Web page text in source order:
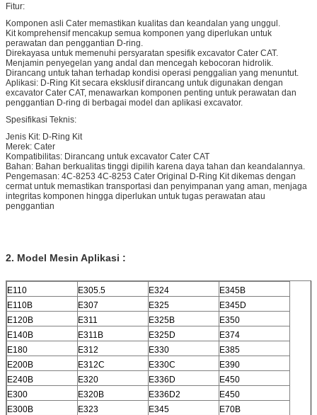
Fitur:
Komponen asli Cater memastikan kualitas dan keandalan yang unggul.
Kit komprehensif mencakup semua komponen yang diperlukan untuk
perawatan dan penggantian D-ring.
Direkayasa untuk memenuhi persyaratan spesifik excavator Cater CAT.
Menjamin penyegelan yang andal dan mencegah kebocoran hidrolik.
Dirancang untuk tahan terhadap kondisi operasi penggalian yang menuntut.
Aplikasi: D-Ring Kit secara eksklusif dirancang untuk digunakan dengan
excavator Cater CAT, menawarkan komponen penting untuk perawatan dan
penggantian D-ring di berbagai model dan aplikasi excavator.
Spesifikasi Teknis:
Jenis Kit: D-Ring Kit
Merek: Cater
Kompatibilitas: Dirancang untuk excavator Cater CAT
Bahan: Bahan berkualitas tinggi dipilih karena daya tahan dan keandalannya.
Pengemasan: 4C-8253 4C-8253 Cater Original D-Ring Kit dikemas dengan
cermat untuk memastikan transportasi dan penyimpanan yang aman, menjaga
integritas komponen hingga diperlukan untuk tugas perawatan atau
penggantian
2. Model Mesin Aplikasi :
E110 E305.5 E324
E345B
E110B
E307 E325
E345D
E120B
E311 E325B
E350
E140B
E311B E325D
E374
E180
E312 E330
E385
E200B
E312C E330C
E390
E240B
E320 E336D
E450
E300
E320B E336D2
E450
E300B
E323 E345 E70B